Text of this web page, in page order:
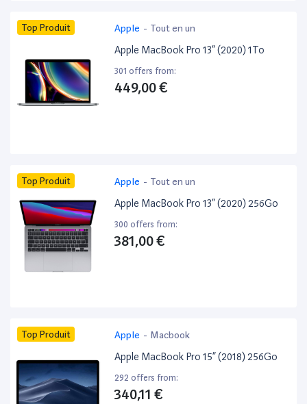
Top Produit Apple - Tout en un
Apple MacBook Pro 13” (2020) 1To
301 offers from:
449,00 €
Top Produit Apple - Tout en un
Apple MacBook Pro 13” (2020) 256Go
300 offers from:
381,00 €
Top Produit Apple - Macbook
Apple MacBook Pro 15” (2018) 256Go
292 offers from:
340,11 €